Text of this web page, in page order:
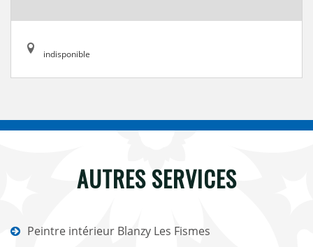
indisponible
AUTRES SERVICES
Peintre intérieur Blanzy Les Fismes